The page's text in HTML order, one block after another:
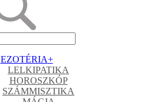
EZOTÉRIA+
LELKIPATIKA
HOROSZKÓP
SZÁMMISZTIKA